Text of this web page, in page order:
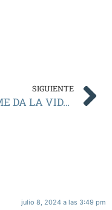
SIGUIENTE
NO ME DA LA VIDA PARA MÁS
julio 8, 2024 a las 3:49 pm